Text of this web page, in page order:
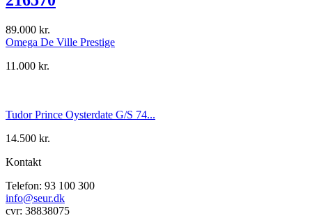
89.000 kr.
Omega De Ville Prestige
11.000 kr.
Tudor Prince Oysterdate G/S 74...
14.500 kr.
Kontakt
Telefon: 93 100 300
info@seur.dk
cvr: 38838075